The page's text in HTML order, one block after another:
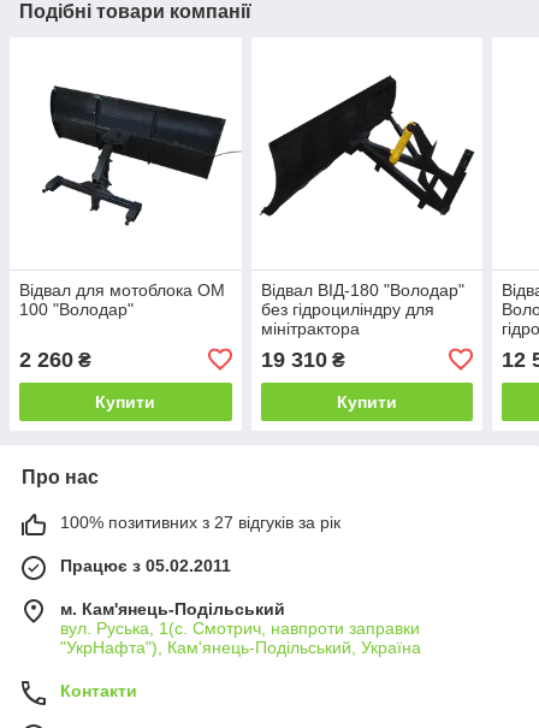
Подібні товари компанії
Відвал для мотоблока ОМ
100 "Володар"
2 260 ₴
Купити
Відвал ВІД-180 "Володар"
без гідроциліндру для
мінітрактора
19 310₴
Купити
12
Про нас
100% позитивних з 27 відгуків за рік
Працює з 05.02.2011
м. Кам'янець-Подільський
вул. Руська, 1(с. Смотрич, навпроти заправки
"УкрНафта"), Кам'янець-Подільський, Україна
Контакти